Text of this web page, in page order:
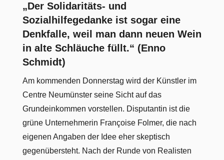
„Der Solidaritäts- und
Sozialhilfegedanke ist sogar eine
Denkfalle, weil man dann neuen Wein
in alte Schläuche füllt.“ (Enno
Schmidt)
Am kommenden Donnerstag wird der Künstler im
Centre Neumünster seine Sicht auf das
Grundeinkommen vorstellen. Disputantin ist die
grüne Unternehmerin Françoise Folmer, die nach
eigenen Angaben der Idee eher skeptisch
gegenübersteht. Nach der Runde von Realisten